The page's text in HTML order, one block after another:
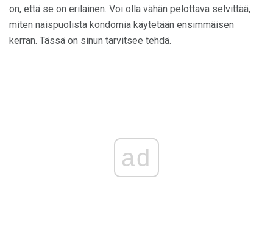
on, että se on erilainen. Voi olla vähän pelottava selvittää,
miten naispuolista kondomia käytetään ensimmäisen
kerran. Tässä on sinun tarvitsee tehdä.
ad